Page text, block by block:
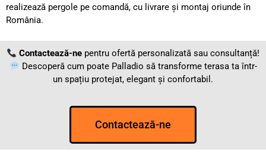
realizează pergole pe comandă, cu livrare și montaj oriunde în
România.
Contactează-ne pentru ofertă personalizată sau consultanță!
Descoperă cum poate Palladio să transforme terasa ta într-
un spațiu protejat, elegant și confortabil.
Contactează-ne